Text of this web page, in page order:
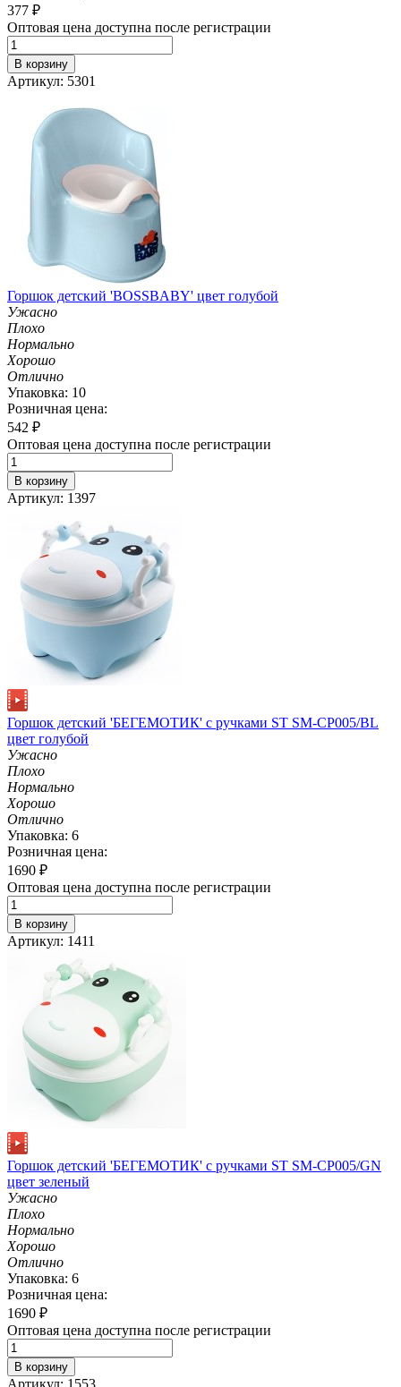
377 ₽
Оптовая цена доступна после регистрации
В корзину
Артикул: 5301
Горшок детский 'BOSSBABY' цвет голубой
Ужасно
Плохо
Нормально
Хорошо
Отлично
Упаковка: 10
Розничная цена:
542 ₽
Оптовая цена доступна после регистрации
В корзину
Артикул: 1397
Горшок детский 'БЕГЕМОТИК' с ручками ST SM-CP005/BL
цвет голубой
Ужасно
Плохо
Нормально
Хорошо
Отлично
Упаковка: 6
Розничная цена:
1690 ₽
Оптовая цена доступна после регистрации
В корзину
Артикул: 1411
Горшок детский 'БЕГЕМОТИК' с ручками ST SM-CP005/GN
цвет зеленый
Ужасно
Плохо
Нормально
Хорошо
Отлично
Упаковка: 6
Розничная цена:
1690 ₽
Оптовая цена доступна после регистрации
В корзину
Артикул: 1553